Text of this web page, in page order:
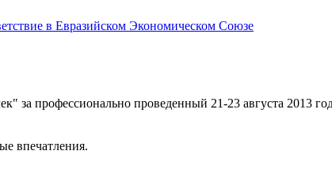
в Евразийском Экономическом Союзе
профессионально проведенный 21-23 августа 2013
впечатления.